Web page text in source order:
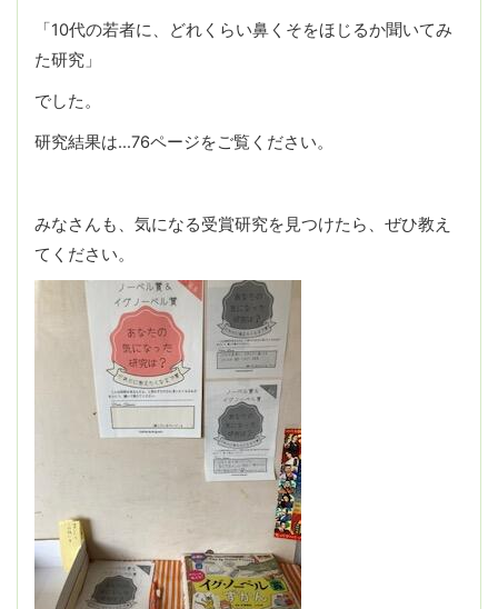
「10代の若者に、どれくらい鼻くそをほじるか聞いてみ
た研究」
でした。
研究結果は…76ページをご覧ください。
みなさんも、気になる受賞研究を見つけたら、ぜひ教え
てください。